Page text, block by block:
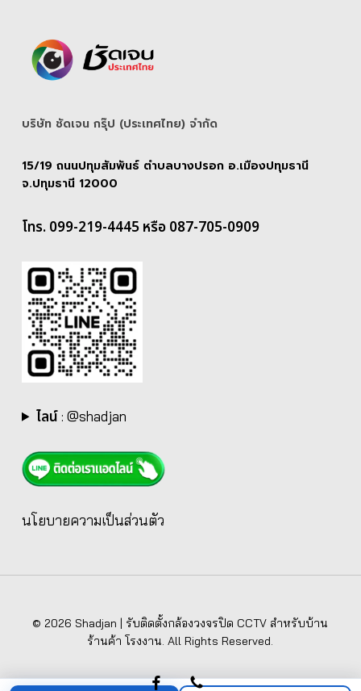
บริษัท ชัดเจน กรุ๊ป (ประเทศไทย) จํากัด
15/19 ถนนปทุมสัมพันธ์ ตำบลบางปรอก อ.เมืองปทุมธานี
จ.ปทุมธานี 12000
โทร. 099-219-4445 หรือ 087-705-0909
ไลน์: @shadjan
นโยบายความเป็นส่วนตัว
© 2026 Shadjan | รับติดตั้งกล้องวงจรปิด CCTV สำหรับบ้าน
ร้านค้า โรงงาน. All Rights Reserved.
facebookphone